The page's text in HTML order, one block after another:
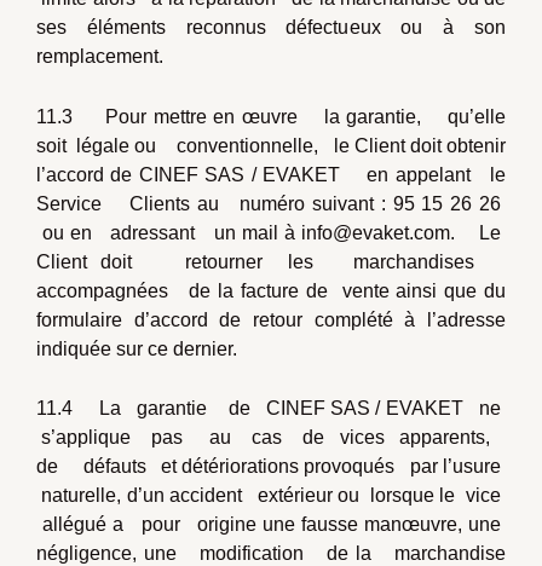
ses éléments reconnus défectueux ou à son
remplacement.
11.3 Pour mettre en œuvre la garantie, qu’elle
soit légale ou conventionnelle, le Client doit obtenir
l’accord de CINEF SAS / EVAKET en appelant le
Service Clients au numéro suivant : 95 15 26 26
ou en adressant un mail à info@evaket.com. Le
Client doit retourner les marchandises
accompagnées de la facture de vente ainsi que du
formulaire d’accord de retour complété à l’adresse
indiquée sur ce dernier.
11.4 La garantie de CINEF SAS / EVAKET ne
s’applique pas au cas de vices apparents,
de défauts et détériorations provoqués par l’usure
naturelle, d’un accident extérieur ou lorsque le vice
allégué a pour origine une fausse manœuvre, une
négligence, une modification de la marchandise